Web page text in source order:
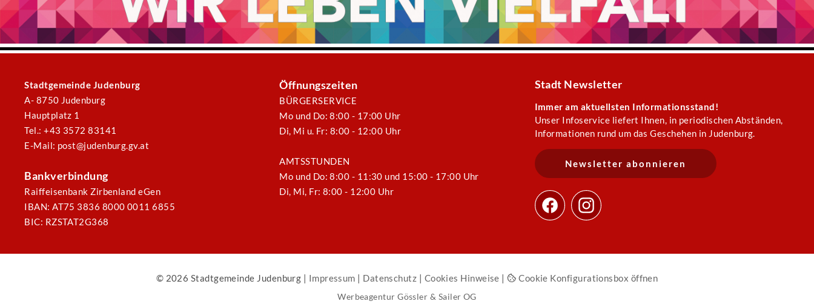
Stadtgemeinde Judenburg
A- 8750 Judenburg
Hauptplatz 1
Tel.: +43 3572 83141
E-Mail: post@judenburg.gv.at
Bankverbindung
Raiffeisenbank Zirbenland eGen
IBAN: AT75 3836 8000 0011 6855
BIC: RZSTAT2G368
Öffnungszeiten
BÜRGERSERVICE
Mo und Do: 8:00 - 17:00 Uhr
Di, Mi u. Fr: 8:00 - 12:00 Uhr
AMTSSTUNDEN
Mo und Do: 8:00 - 11:30 und 15:00 - 17:00 Uhr
Di, Mi, Fr: 8:00 - 12:00 Uhr
Stadt Newsletter
Immer am aktuellsten Informationsstand!
Unser Infoservice liefert Ihnen, in periodischen Abständen,
Informationen rund um das Geschehen in Judenburg.
Newsletter abonnieren
© 2026 Stadtgemeinde Judenburg | Impressum Datenschutz Cookies Hinweise | Cookie Konfigurationsbox öffnen
Werbeagentur Gössler & Sailer OG